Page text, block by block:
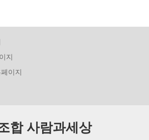
지
이지
합 사람과세상